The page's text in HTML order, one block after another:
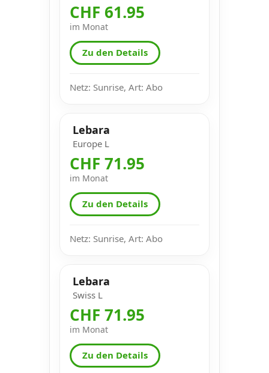
CHF 61.95
im Monat
Zu den Details
Netz: Sunrise, Art: Abo
Lebara
Europe L
CHF 71.95
im Monat
Zu den Details
Netz: Sunrise, Art: Abo
Lebara
Swiss L
CHF 71.95
im Monat
Zu den Details